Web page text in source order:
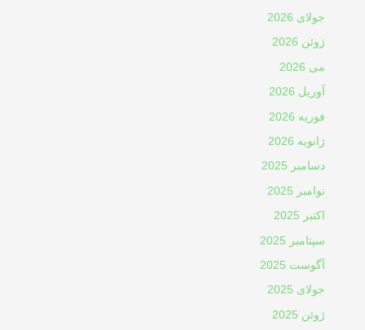
جولای 2026
ژوئن 2026
می 2026
آوریل 2026
فوریه 2026
ژانویه 2026
دسامبر 2025
نوامبر 2025
اکتبر 2025
سپتامبر 2025
آگوست 2025
جولای 2025
ژوئن 2025